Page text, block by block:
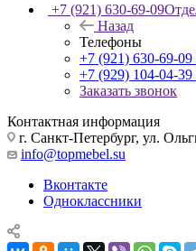
+7 (921) 630-69-09
Назад
Телефоны
+7 (921) 630-69-09
+7 (929) 104-04-39
Заказать звонок
Контактная информация
г. Санкт-Петербург, ул.
info@topmebel.su
Вконтакте
Одноклассники